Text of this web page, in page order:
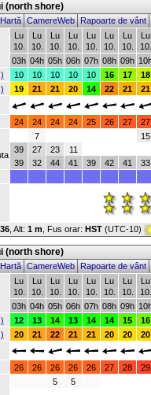
(north shore)
CamereWebRapoarte de vânt
Lu
10.
Lu
10.
Lu
10.
Lu
10.
Lu
10.
Lu
10.
Lu
10.
Lu
10.
03h 04h 05h 06h 07h 08h 09h
10 10 10 10 10 16 17
18
19 21 21 20 14 22 21
21
24 24 24 24 25 26 27 27
39
39
7
27
32
23
44
11
41
39 42 41
15
33
Alt: 1 m , Fus orar: HST (UTC-10)
(north shore)
CamereWebRapoarte de vânt
Lu
10.
Lu
10.
Lu
10.
Lu
10.
Lu
10.
Lu
10.
Lu
10.
Lu
10.
03h 04h 05h 06h 07h 08h 09h
12 13 14 13 14 14 15
16
20 21 22 21 21 20 20
20
26 26 26 26 26 27 28 29
5 5